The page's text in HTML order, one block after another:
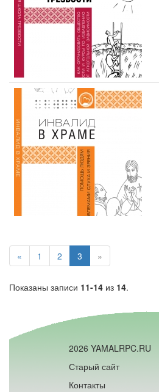
« 1 2 3 »
Показаны записи 11-14 из 14.
2026 YAMALRPC.RU
Старый сайт
Контакты